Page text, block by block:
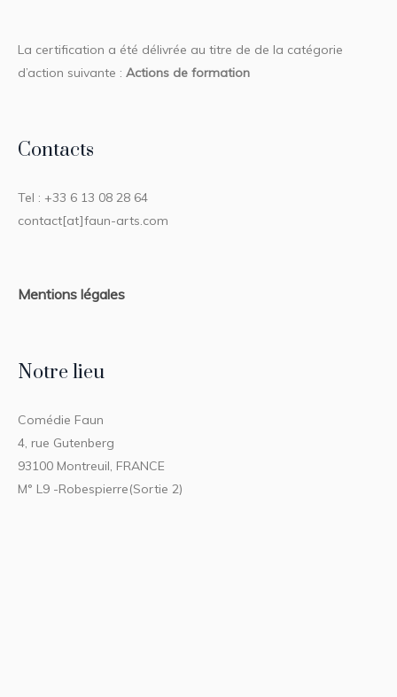
La certification a été délivrée au titre de de la catégorie
d’action suivante :Actions de formation
Contacts
Tel : +33 6 13 08 28 64
contact[at]faun-arts.com
Mentions légales
Notre lieu
Comédie Faun
4, rue Gutenberg
93100 Montreuil, FRANCE
M° L9 -Robespierre(Sortie 2)